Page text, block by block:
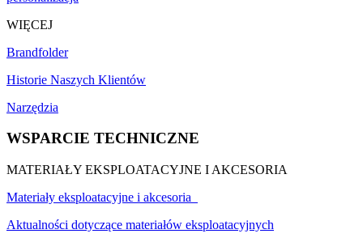
WIĘCEJ
Brandfolder
Historie Naszych Klientów
Narzędzia
WSPARCIE TECHNICZNE
MATERIAŁY EKSPLOATACYJNE I AKCESORIA
Materiały eksploatacyjne i akcesoria
Aktualności dotyczące materiałów eksploatacyjnych